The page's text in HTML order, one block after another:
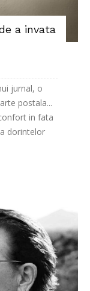
a invata
jurnal, o
postala...
in fata
dorintelor